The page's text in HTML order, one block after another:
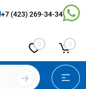
+7 (423) 269-34-34
0 0